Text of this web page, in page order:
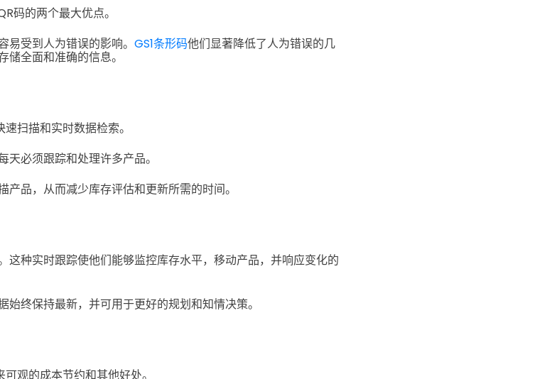
码的两个最大优点。
受到人为错误的影响。 GS1条形码他们显著降低了人为错误的几
全面和准确的信息。
扫描和实时数据检索。
必须跟踪和处理许多产品。
品，从而减少库存评估和更新所需的时间。
这种实时跟踪使他们能够监控库存水平，移动产品，并响应变化的
终保持最新，并可用于更好的规划和知情决策。
观的成本节约和其他好处。